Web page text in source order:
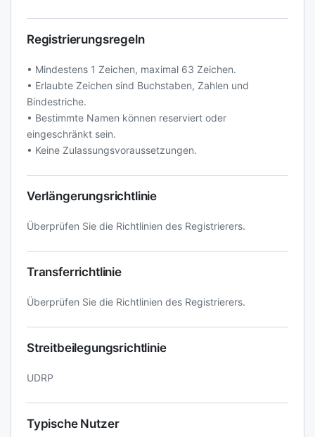
Registrierungsregeln
• Mindestens 1 Zeichen, maximal 63 Zeichen.
• Erlaubte Zeichen sind Buchstaben, Zahlen und
Bindestriche.
• Bestimmte Namen können reserviert oder
eingeschränkt sein.
• Keine Zulassungsvoraussetzungen.
Verlängerungsrichtlinie
Überprüfen Sie die Richtlinien des Registrierers.
Transferrichtlinie
Überprüfen Sie die Richtlinien des Registrierers.
Streitbeilegungsrichtlinie
UDRP
Typische Nutzer